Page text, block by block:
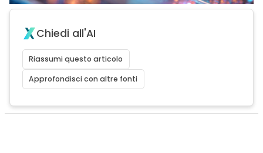
Chiedi all'AI
Riassumi questo articolo
Approfondisci con altre fonti